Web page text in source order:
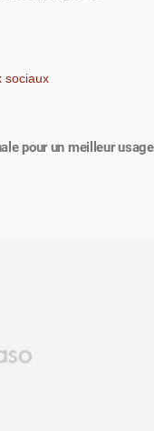
sociaux
pour un meilleur usage